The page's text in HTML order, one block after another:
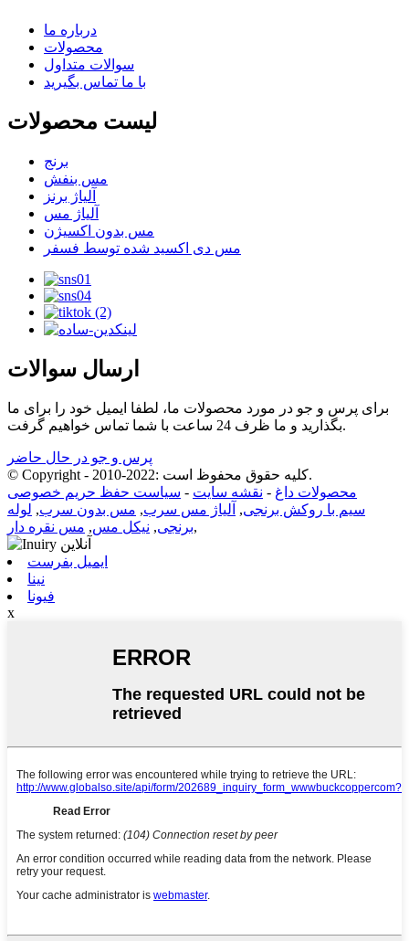
درباره ما
محصولات
سوالات متداول
با ما تماس بگیرید
لیست محصولات
برنج
مس بنفش
آلیاژ برنز
آلیاژ مس
مس بدون اکسیژن
مس دی اکسید شده توسط فسفر
ارسال سوالات
برای پرس و جو در مورد محصولات ما، لطفا ایمیل خود را برای ما
بگذارید و ما ظرف 24 ساعت با شما تماس خواهیم گرفت.
پرس و جو در حال حاضر
© Copyright - 2010-2022: کلیه حقوق محفوظ است.
محصولات داغ - نقشه سایت - سیاست حفظ حریم خصوصی
سیم با روکش برنجی, آلیاژ مس سرب, مس بدون سرب, لوله
برنجی, نیکل مس, مس نقره دار ,
ایمیل بفرست
نینا
فیونا
x